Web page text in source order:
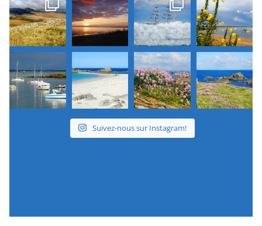
Suivez-nous sur Instagram!